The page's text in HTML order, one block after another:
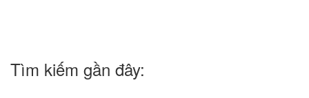
Tìm kiếm gần đây: